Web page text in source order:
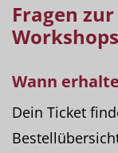
Fragen
Workshops
Wann
Dein Ticket